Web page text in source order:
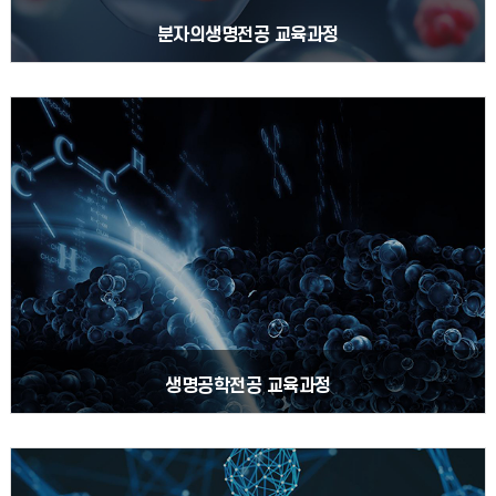
분자의생명전공 교육과정
생명공학전공 교육과정